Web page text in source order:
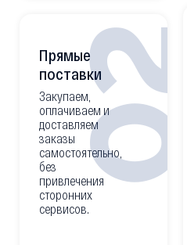
Прямые
поставки
Закупаем,
оплачиваем и
доставляем
заказы
самостоятельно,
без
привлечения
сторонних
сервисов.